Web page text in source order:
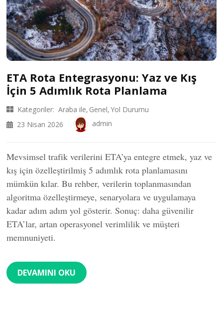
ETA Rota Entegrasyonu: Yaz ve Kış
İçin 5 Adımlık Rota Planlama
Kategoriler: Araba ile Genel Yol Durumu
23 Nisan 2026
admin
Mevsimsel trafik verilerini ETA’ya entegre etmek, yaz ve
kış için özelleştirilmiş 5 adımlık rota planlamasını
mümkün kılar. Bu rehber, verilerin toplanmasından
algoritma özelleştirmeye, senaryolara ve uygulamaya
kadar adım adım yol gösterir. Sonuç: daha güvenilir
ETA’lar, artan operasyonel verimlilik ve müşteri
memnuniyeti.
DEVAMINI OKU